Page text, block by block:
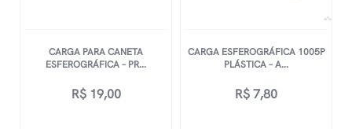
CARGA PARA CANETA
ESFEROGRÁFICA – PR...
R$19,00
CARGA ESFEROGRÁFICA 1005P
PLÁSTICA – A...
R$7,80